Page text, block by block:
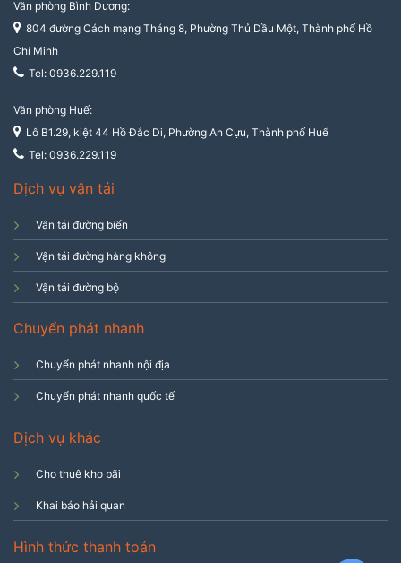
Văn phòng Bình Dương:
804 đường Cách mạng Tháng 8, Phường Thủ Dầu Một, Thành phố Hồ
Chí Minh
Tel: 0936.229.119
Văn phòng Huế:
Lô B1.29, kiệt 44 Hồ Đắc Di, Phường An Cựu, Thành phố Huế
Tel: 0936.229.119
Dịch vụ vận tải
Vận tải đường biển
Vận tải đường hàng không
Vận tải đường bộ
Chuyển phát nhanh
Chuyển phát nhanh nội địa
Chuyển phát nhanh quốc tế
Dịch vụ khác
Cho thuê kho bãi
Khai báo hải quan
Hình thức thanh toán